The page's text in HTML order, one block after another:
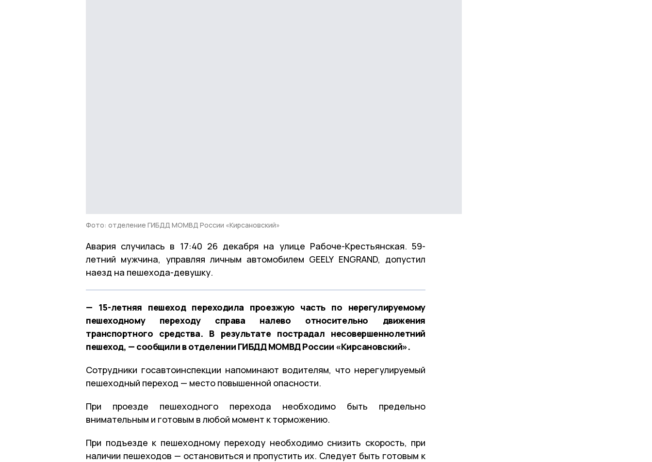
Фото: отделение ГИБДД МОМВД России «Кирсановский»
Авария случилась в 17:40 26 декабря на улице Рабоче-Крестьянская. 59-
летний мужчина, управляя личным автомобилем GEELY ENGRAND, допустил
наезд на пешехода-девушку.
— 15-летняя пешеход переходила проезжую часть по нерегулируемому
пешеходному переходу справа налево относительно движения
транспортного средства. В результате пострадал несовершеннолетний
пешеход, — сообщили в отделении ГИБДД МОМВД России «Кирсановский».
Сотрудники госавтоинспекции напоминают водителям, что нерегулируемый
пешеходный переход — место повышенной опасности.
При проезде пешеходного перехода необходимо быть предельно
внимательным и готовым в любой момент к торможению.
При подъезде к пешеходному переходу необходимо снизить скорость, при
наличии пешеходов — остановиться и пропустить их. Следует быть готовым к